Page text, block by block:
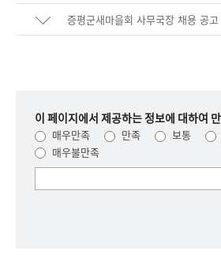
평삼보사회복지관)
증평군새마을회 사무국장 채용 공고
이 페이지에서 제공하는 정보에 대하여
매우만족 만족 보통
매우불만족
의견을